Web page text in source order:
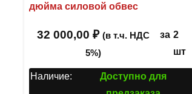
дюйма силовой обвес
32 000,00 ₽ (в т.ч. НДС
5%)
за 2
шт
Наличие:
Доступно для